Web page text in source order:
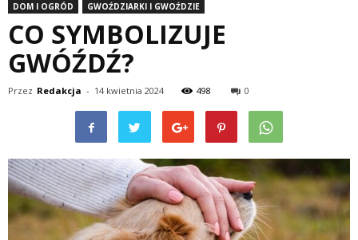
DOM I OGRÓD GWOŹDZIARKI I GWOŹDZIE
CO SYMBOLIZUJE
GWÓŹDŹ?
Przez Redakcja - 14 kwietnia 2024 498 0